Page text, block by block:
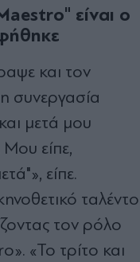
είναι ο
και τον
συνεργασία
μετά μου
είπε,
είπε.
ταλέντο
τον ρόλο
«Το τρίτο και